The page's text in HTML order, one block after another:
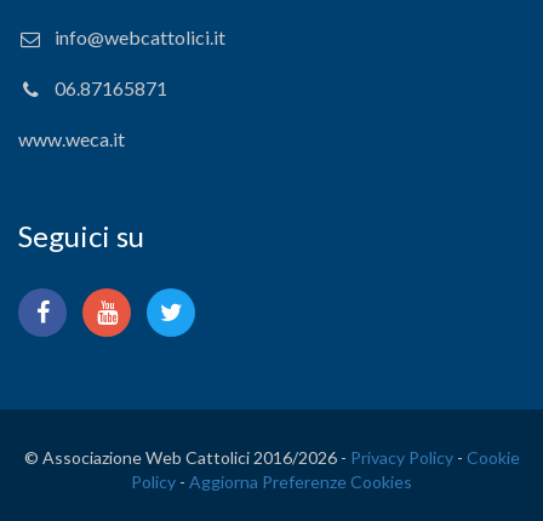
info@webcattolici.it
06.87165871
www.weca.it
Seguici su
© Associazione Web Cattolici 2016/2026 - Privacy Policy- Cookie
Policy - Aggiorna Preferenze Cookies